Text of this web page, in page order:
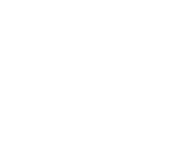
Messi e Cristiano Ronaldo
‘parabéns’ para filhos do